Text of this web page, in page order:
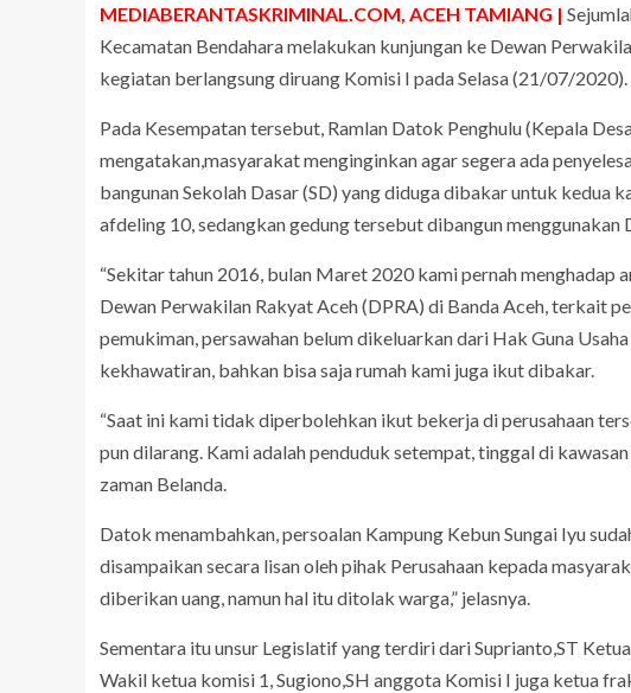
MEDIABERANTASKRIMINAL.COM, ACEH TAMIANG |
Kecamatan Bendahara melakukan kunjungan ke Dewan
kegiatan berlangsung diruang Komisi I pada Selasa (21/07/2020).
Pada Kesempatan tersebut, Ramlan Datok Penghulu (Kepala
mengatakan,masyarakat menginginkan agar segera ada
bangunan Sekolah Dasar (SD) yang diduga dibakar untuk kedua
afdeling 10, sedangkan gedung tersebut dibangun menggunakan
“Sekitar tahun 2016, bulan Maret 2020 kami pernah menghadap
Dewan Perwakilan Rakyat Aceh (DPRA) di Banda Aceh, terkait
pemukiman, persawahan belum dikeluarkan dari Hak Guna
kekhawatiran, bahkan bisa saja rumah kami juga ikut dibakar.
“Saat ini kami tidak diperbolehkan ikut bekerja di perusahaan
pun dilarang. Kami adalah penduduk setempat, tinggal di
zaman Belanda.
Datok menambahkan, persoalan Kampung Kebun Sungai Iyu
disampaikan secara lisan oleh pihak Perusahaan kepada
diberikan uang, namun hal itu ditolak warga,” jelasnya.
Sementara itu unsur Legislatif yang terdiri dari Suprianto,ST
Wakil ketua komisi 1, Sugiono,SH anggota Komisi I juga ketua